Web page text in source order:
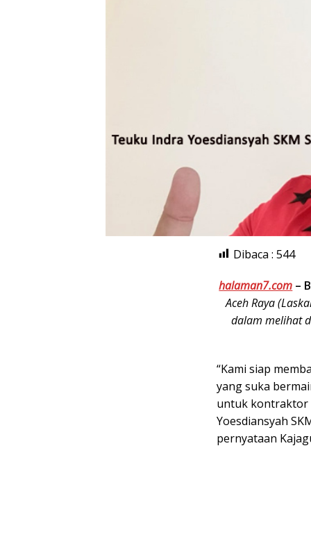
Dibaca : 544
halaman7.com –
Aceh Raya
dalam melihat
“Kami siap
yang suka
untuk kontraktor
Yoesdiansyah
pernyataan